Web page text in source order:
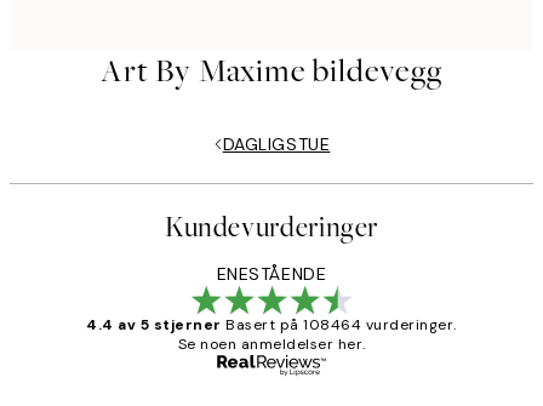
Art By Maxime bildevegg
DAGLIGSTUE
Kundevurderinger
ENESTÅENDE
4.4 av 5 stjerner Basert på 108464 vurderinger.
Se noen anmeldelser her.